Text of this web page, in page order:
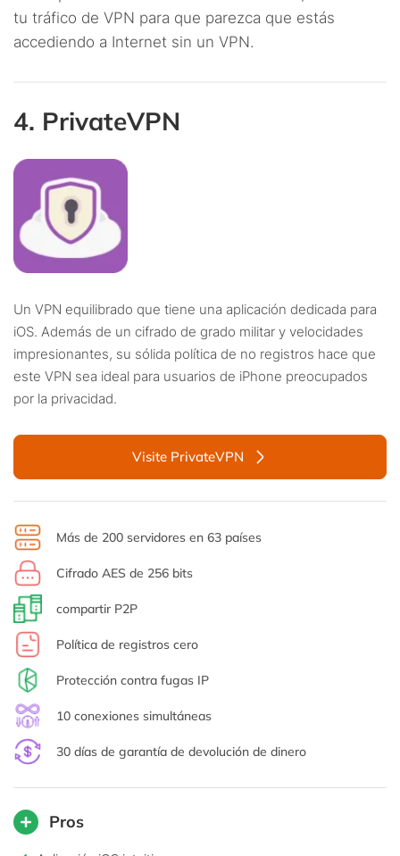
tu tráfico de VPN para que parezca que estás
accediendo a Internet sin un VPN.
4. PrivateVPN
Un VPN equilibrado que tiene una aplicación dedicada para
iOS. Además de un cifrado de grado militar y velocidades
impresionantes, su sólida política de no registros hace que
este VPN sea ideal para usuarios de iPhone preocupados
por la privacidad.
Visite PrivateVPN
Más de 200 servidores en 63 países
Cifrado AES de 256 bits
compartir P2P
Política de registros cero
Protección contra fugas IP
10 conexiones simultáneas
30 días de garantía de devolución de dinero
Pros